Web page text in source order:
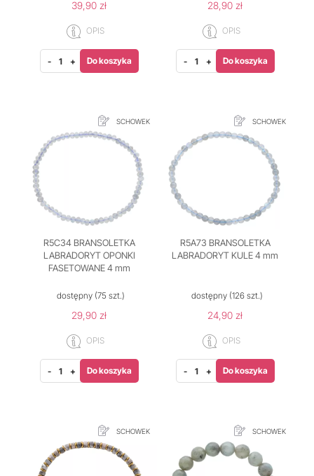
39,90 zł
OPIS
- + Do koszyka
28,90 zł
OPIS
- + Do koszyka
SCHOWEK
R5C34 BRANSOLETKA
LABRADORYT OPONKI
FASETOWANE 4 mm
dostępny (75 szt.)
29,90 zł
OPIS
- + Do koszyka
SCHOWEK
R5A73 BRANSOLETKA
LABRADORYT KULE 4 mm
dostępny(126 szt.)
24,90 zł
OPIS
- + Do koszyka
SCHOWEK SCHOWEK